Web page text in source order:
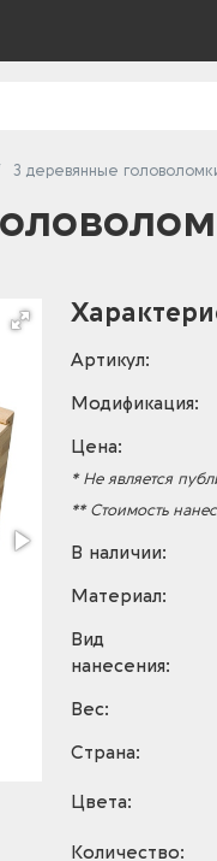
3 деревянные
Артикул:
Модификация:
Цена:
* Не является
** Стоимость
В наличии:
Материал:
Вид
нанесения:
Вес:
Страна:
Цвета:
Количество: